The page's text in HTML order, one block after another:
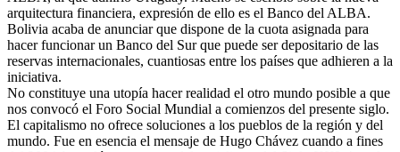
arquitectura financiera, expresión de ello es el Banco del ALBA.
Bolivia acaba de anunciar que dispone de la cuota asignada para
hacer funcionar un Banco del Sur que puede ser depositario de las
reservas internacionales, cuantiosas entre los países que adhieren a la
iniciativa.
No constituye una utopía hacer realidad el otro mundo posible a que
nos convocó el Foro Social Mundial a comienzos del presente siglo.
El capitalismo no ofrece soluciones a los pueblos de la región y del
mundo. Fue en esencia el mensaje de Hugo Chávez cuando a fines